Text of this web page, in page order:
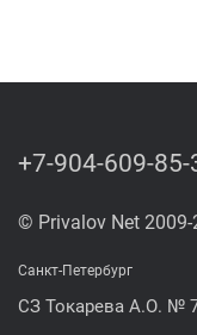
+7-904-609-85-
© Privalov Net 2009-
Санкт-Петербург
СЗ Токарева А.О. №